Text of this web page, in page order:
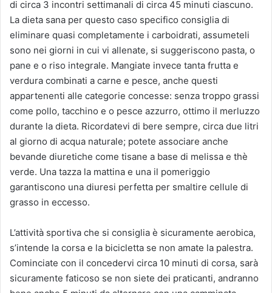
di circa 3 incontri settimanali di circa 45 minuti ciascuno.
La dieta sana per questo caso specifico consiglia di
eliminare quasi completamente i carboidrati, assumeteli
sono nei giorni in cui vi allenate, si suggeriscono pasta, o
pane e o riso integrale. Mangiate invece tanta frutta e
verdura combinati a carne e pesce, anche questi
appartenenti alle categorie concesse: senza troppo grassi
come pollo, tacchino e o pesce azzurro, ottimo il merluzzo
durante la dieta. Ricordatevi di bere sempre, circa due litri
al giorno di acqua naturale; potete associare anche
bevande diuretiche come tisane a base di melissa e thè
verde. Una tazza la mattina e una il pomeriggio
garantiscono una diuresi perfetta per smaltire cellule di
grasso in eccesso.
L’attività sportiva che si consiglia è sicuramente aerobica,
s’intende la corsa e la bicicletta se non amate la palestra.
Cominciate con il concedervi circa 10 minuti di corsa, sarà
sicuramente faticoso se non siete dei praticanti, andranno